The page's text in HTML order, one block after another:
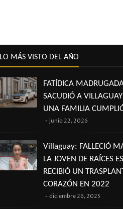
LO MÁS VISTO DEL AÑO
FATÍDICA
SACUDIÓ A
UNA FAMILIA
junio 22, 2026
Villaguay: FALLECIÓ
LA JOVEN DE RAÍCES
RECIBIÓ UN
CORAZÓN EN 2022
diciembre 26, 2025